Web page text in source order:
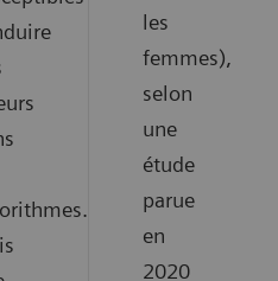
les
femmes),
selon
une
étude
parue
en
2020